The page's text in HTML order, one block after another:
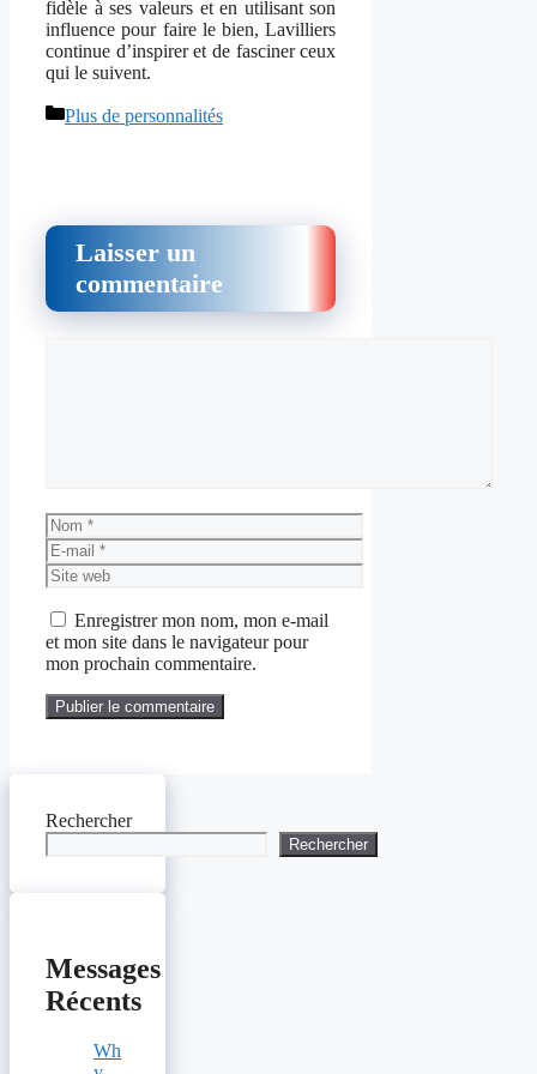
fidèle à ses valeurs et en utilisant son
influence pour faire le bien, Lavilliers
continue d’inspirer et de fasciner ceux
qui le suivent.
Catégories
Plus de personnalités
Laisser un
commentaire
Nom
E-
mail
Site
web
Enregistrer mon nom, mon e-mail
et mon site dans le navigateur pour
mon prochain commentaire.
Rechercher
Rechercher
Messages
Récents
Wh